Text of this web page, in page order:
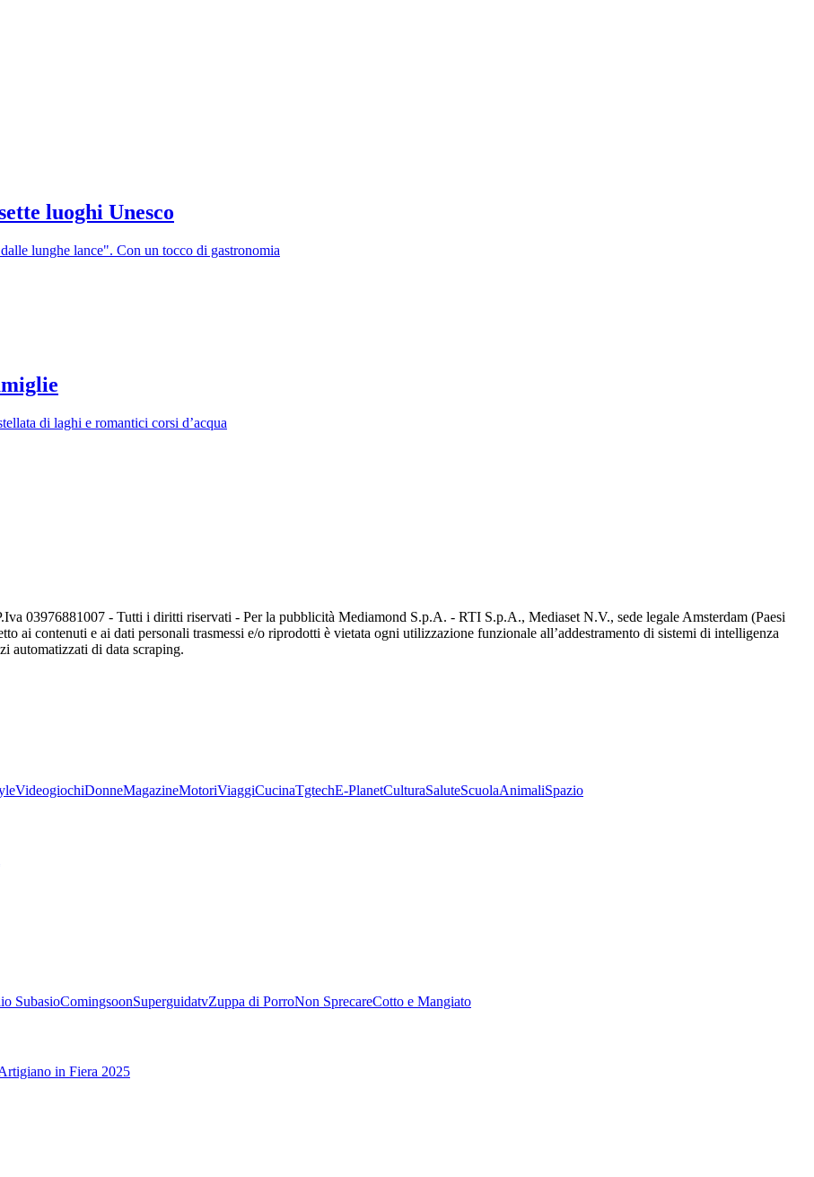
luoghi Unesco
lunghe lance". Con un tocco di gastronomia
di laghi e romantici corsi d’acqua
03976881007 - Tutti i diritti riservati - Per la pubblicità Mediamond S.p.A. - RTI S.p.A., Mediaset N.V., sede legale Amsterdam (Paesi
ai contenuti e ai dati personali trasmessi e/o riprodotti è vietata ogni utilizzazione funzionale all’addestramento di sistemi di intelligenza
automatizzati di data scraping.
VideogiochiDonneMagazineMotoriViaggiCucinaTgtechE-PlanetCulturaSaluteScuolaAnimaliSpazio
SubasioComingsoonSuperguidatvZuppa di PorroNon SprecareCotto e Mangiato
in Fiera 2025